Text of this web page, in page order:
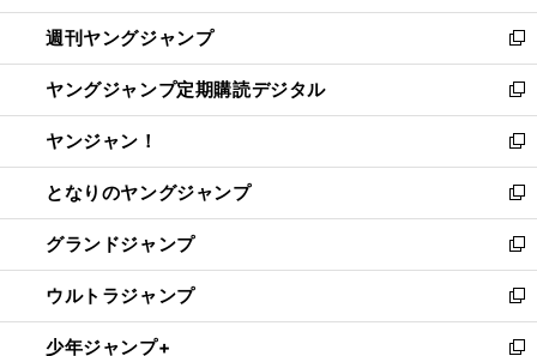
開
く
ウ
で
開
く
ン
ド
ウ
で
開
く
ウ
ィ
ン
ド
ウ
で
開
く
週刊ヤングジャンプ
新
し
い
ウ
ィ
ン
ド
ウ
で
開
く
ヤングジャンプ定期購読デジタル
新
し
い
ウ
ィ
ン
ド
ウ
で
開
く
ヤンジャン！
新
し
い
ウ
ィ
ン
ド
ウ
で
となりのヤングジャンプ
新
し
い
ウ
ィ
ン
ド
グランドジャンプ
新
し
い
ウ
ィ
ウルトラジャンプ
新
し
い
少年ジャンプ+